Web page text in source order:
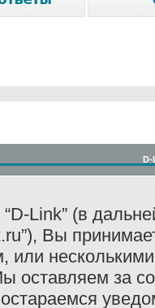
D-
Link” (в
Вы
или
оставляем за